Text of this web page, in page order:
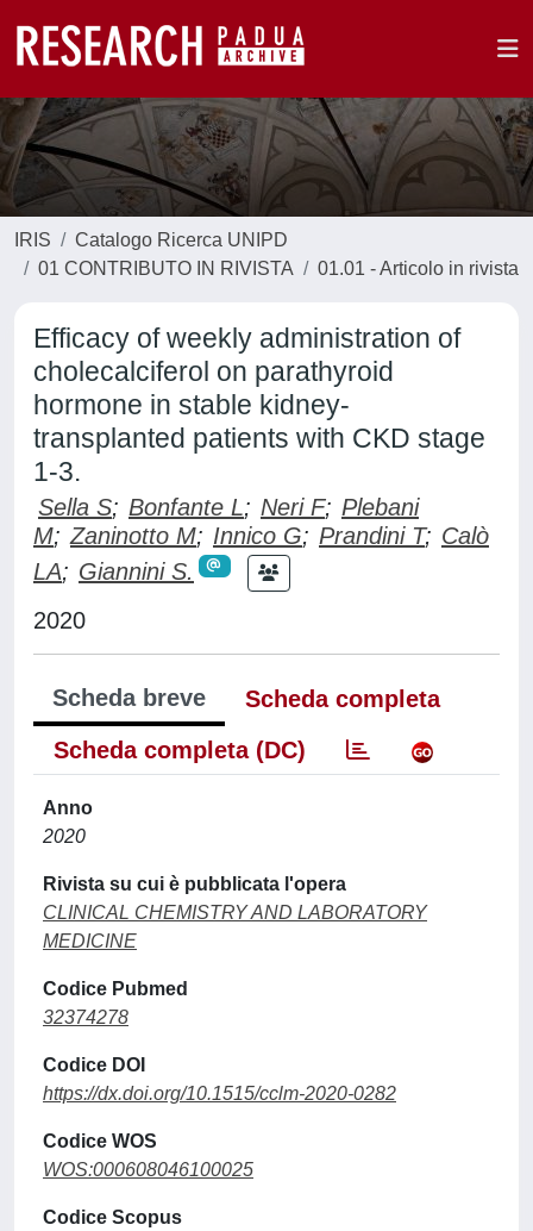
IRIS
Catalogo Ricerca UNIPD
01 CONTRIBUTO IN RIVISTA
01.01 - Articolo in rivista
Efficacy of weekly administration of
cholecalciferol on parathyroid
hormone in stable kidney-
transplanted patients with CKD stage
1-3.
Sella S; Bonfante L; Neri F; Plebani
M; Zaninotto M; Innico G; Prandini T; Calò
LA; Giannini S.
2020
Scheda breve
Scheda completa
Scheda completa (DC)
Anno
2020
Rivista su cui è pubblicata l'opera
CLINICAL CHEMISTRY AND LABORATORY
MEDICINE
Codice Pubmed
32374278
Codice DOI
https://dx.doi.org/10.1515/cclm-2020-0282
Codice WOS
WOS:000608046100025
Codice Scopus